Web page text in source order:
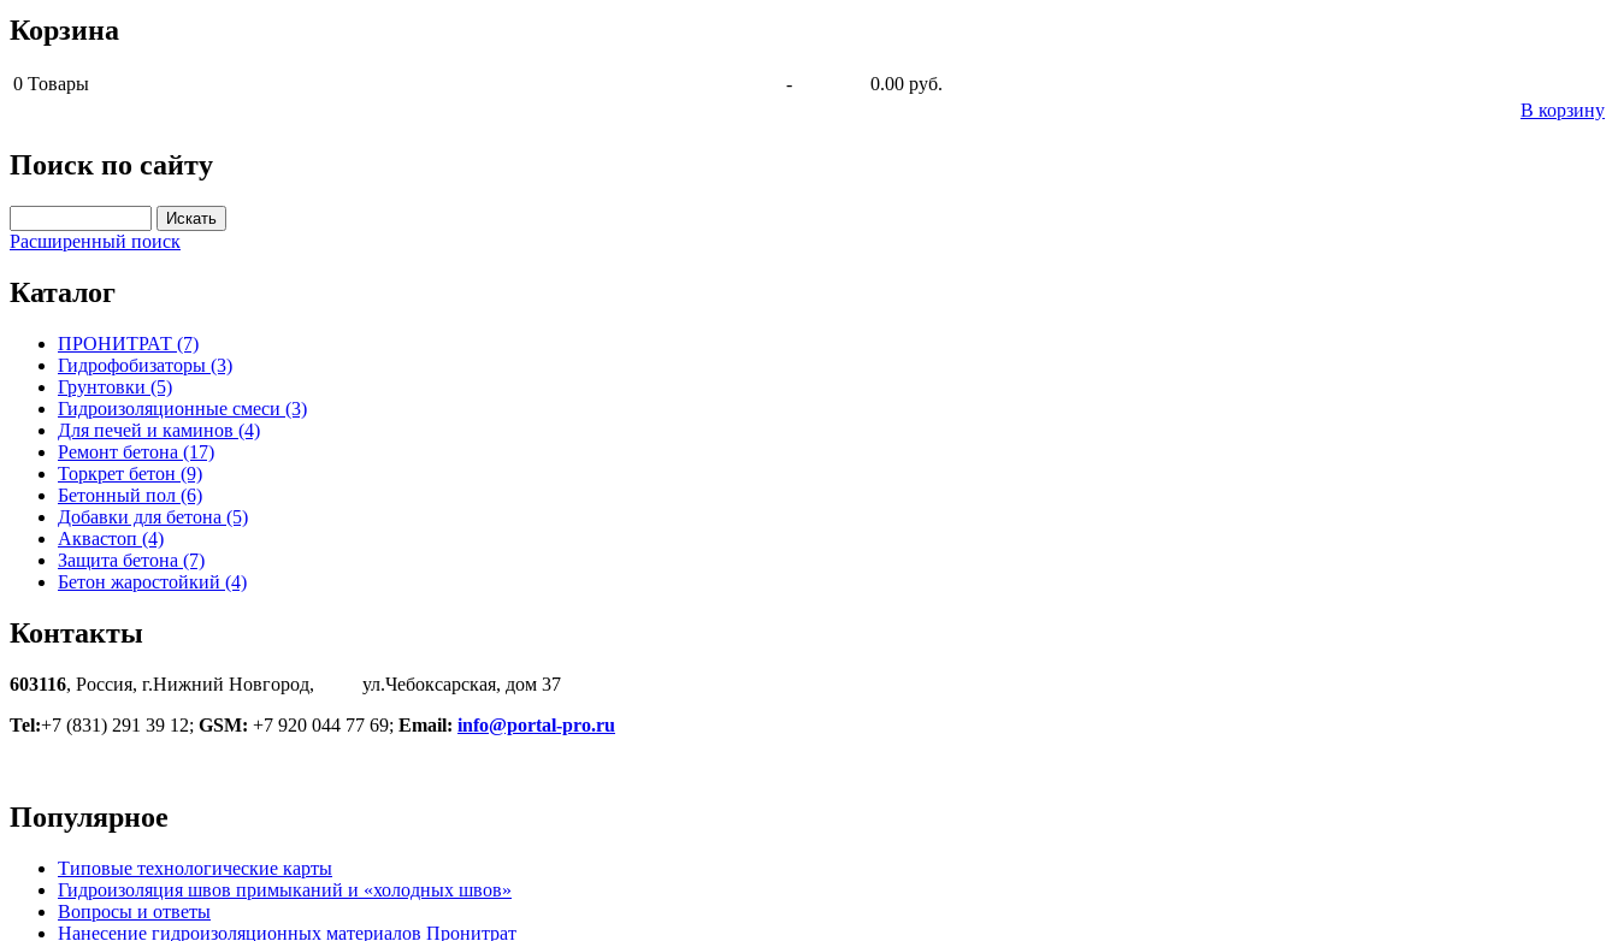
Корзина
0 Товары -
0.00 руб.
В корзину
Поиск по сайту
Расширенный поиск
Каталог
ПРОНИТРАТ (7)
Гидрофобизаторы (3)
Грунтовки (5)
Гидроизоляционные смеси (3)
Для печей и каминов (4)
Ремонт бетона (17)
Торкрет бетон (9)
Бетонный пол (6)
Добавки для бетона (5)
Аквастоп (4)
Защита бетона (7)
Бетон жаростойкий (4)
Контакты
603116, Россия, г.Нижний Новгород, ул.Чебоксарская, дом 37
Tel:+7 (831) 291 39 12; GSM: +7 920 044 77 69; Email: info@portal-pro.ru
Популярное
Типовые технологические карты
Гидроизоляция швов примыканий и «холодных швов»
Вопросы и ответы
Нанесение гидроизоляционных материалов Пронитрат